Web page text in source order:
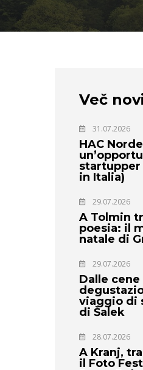
Več
31.07.2026
HAC
in Italia)
29.07.2026
A Tolmin
poesia: il
natale di
29.07.2026
Dalle
viaggio di
di Šalek
28.07.2026
A Kranj,
il Foto